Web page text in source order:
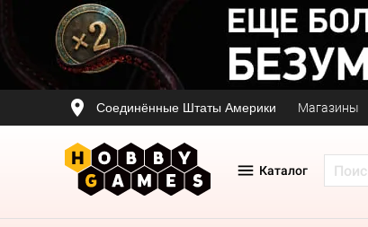
Соединённые Штаты Америки Магазины
Каталог